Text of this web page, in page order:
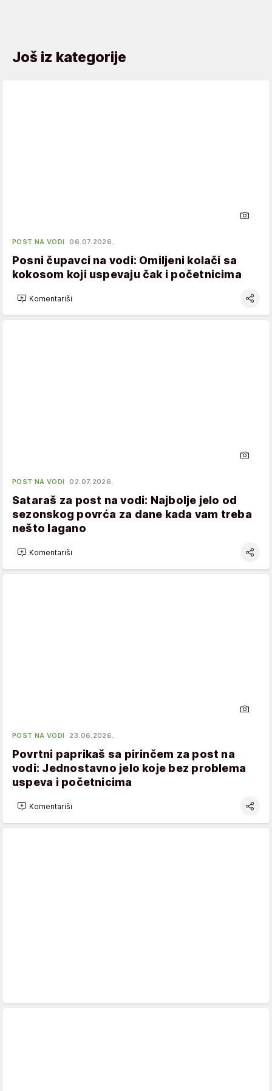
Još iz kategorije
POST NA VODI 06.07.2026.
Posni čupavci na vodi: Omiljeni kolači sa
kokosom koji uspevaju čak i početnicima
Komentariši
POST NA VODI 02.07.2026.
Sataraš za post na vodi: Najbolje jelo od
sezonskog povrća za dane kada vam treba
nešto lagano
Komentariši
POST NA VODI 23.06.2026.
Povrtni paprikaš sa pirinčem za post na
vodi: Jednostavno jelo koje bez problema
uspeva i početnicima
Komentariši